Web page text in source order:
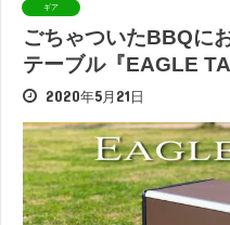
ギア
ごちゃついたBBQに
テーブル『EAGLE
2020年5月21日